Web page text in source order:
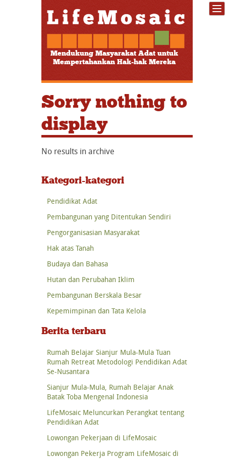
Mendukung Masyarakat Adat untuk
Mempertahankan Hak-hak Mereka
Sorry nothing to
display
No results in archive
Kategori-kategori
Pendidikat Adat
Pembangunan yang Ditentukan Sendiri
Pengorganisasian Masyarakat
Hak atas Tanah
Budaya dan Bahasa
Hutan dan Perubahan Iklim
Pembangunan Berskala Besar
Kepemimpinan dan Tata Kelola
Berita terbaru
Rumah Belajar Sianjur Mula-Mula Tuan
Rumah Retreat Metodologi Pendidikan Adat
Se-Nusantara
Sianjur Mula-Mula, Rumah Belajar Anak
Batak Toba Mengenal Indonesia
LifeMosaic Meluncurkan Perangkat tentang
Pendidikan Adat
Lowongan Pekerjaan di LifeMosaic
Lowongan Pekerja Program LifeMosaic di